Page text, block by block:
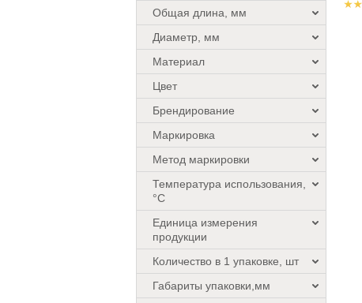
Общая длина, мм
Диаметр, мм
Материал
Цвет
Брендирование
Маркировка
Метод маркировки
Температура использования,
°C
Единица измерения
продукции
Количество в 1 упаковке, шт
Габариты упаковки,мм